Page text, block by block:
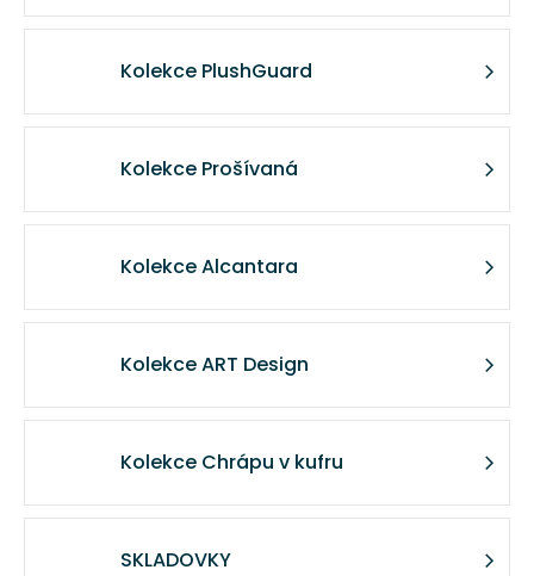
Kolekce PlushGuard
Kolekce Prošívaná
Kolekce Alcantara
Kolekce ART Design
Kolekce Chrápu v kufru
SKLADOVKY
D
o
r
u
j
PSA
ZAŠÍVÁRNA